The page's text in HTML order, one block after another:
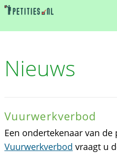
Nieuws
Vuurwerkverbod
Een ondertekenaar van de
Vuurwerkverbod vraagt u